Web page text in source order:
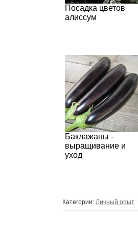
Посадка цветов
алиссум
Баклажаны -
выращивание и
уход
Категории: Личный опыт